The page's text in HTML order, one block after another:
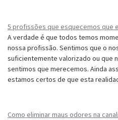
5 profissões que esquecemos que
A verdade é que todos temos
nossa profissão. Sentimos que o
suficientemente valorizado ou que
sentimos que merecemos. Ainda
estamos certos de que esta
Como eliminar maus odores na